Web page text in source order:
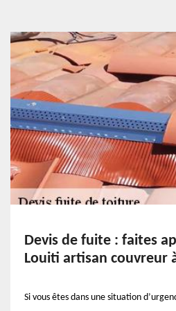
Devis de fuite : faites
Louiti artisan couvreur
Si vous êtes dans une situation